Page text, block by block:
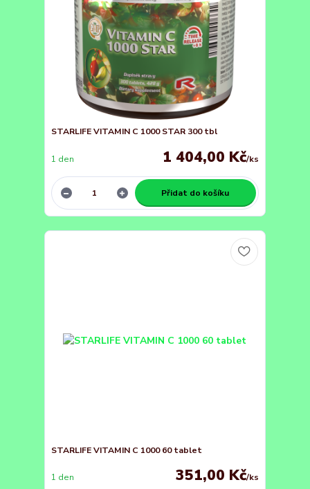
STARLIFE VITAMIN C 1000 STAR 300 tbl
1 404,00 Kč/ks
1 den
Přidat do košíku
STARLIFE VITAMIN C 1000 60 tablet
351,00 Kč/ks
1 den